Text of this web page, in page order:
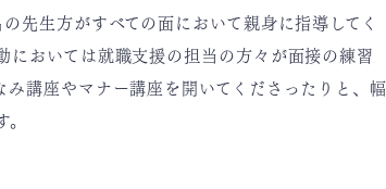
先生方がすべての面において親身に指導してく
においては就職支援の担当の方々が面接の練習
み講座やマナー講座を開いてくださったりと、幅
。